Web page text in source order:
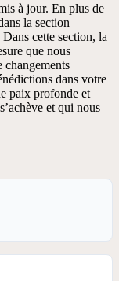
à jour. En plus de
la section
cette section, la
que nous
changements
dans votre
paix profonde et
et qui nous